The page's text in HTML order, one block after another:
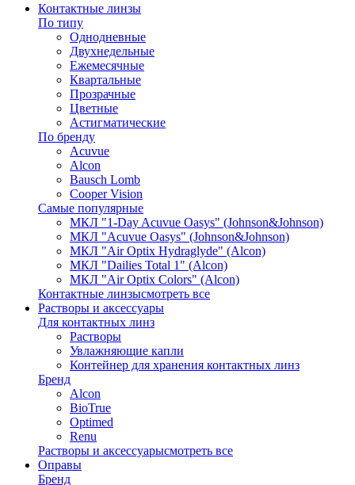
Контактные линзы
По типу
Однодневные
Двухнедельные
Ежемесячные
Квартальные
Прозрачные
Цветные
Астигматические
По бренду
Acuvue
Alcon
Bausch Lomb
Cooper Vision
Самые популярные
МКЛ "1-Day Acuvue Oasys" (Johnson&Johnson)
МКЛ "Acuvue Oasys" (Johnson&Johnson)
МКЛ "Air Optix Hydraglyde" (Alcon)
МКЛ "Dailies Total 1" (Alcon)
МКЛ "Air Optix Colors" (Alcon)
Контактные линзысмотреть все
Растворы и аксессуары
Для контактных линз
Растворы
Увлажняющие капли
Контейнер для хранения контактных линз
Бренд
Alcon
BioTrue
Optimed
Renu
Растворы и аксессуарысмотреть все
Оправы
Бренд